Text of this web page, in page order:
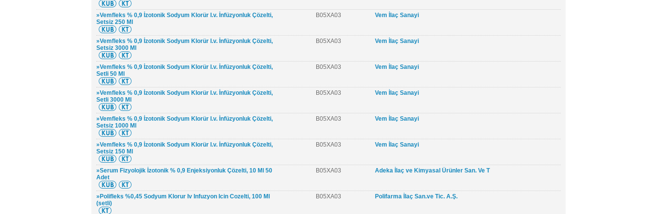
»Vemfleks % 0,9 İzotonik Sodyum Klorür I.v. İnfüzyonluk Çözelti,
Setsiz 250 Ml
B05XA03 Vem İlaç Sanayi
»Vemfleks % 0,9 İzotonik Sodyum Klorür I.v. İnfüzyonluk Çözelti,
Setsiz 3000 Ml
B05XA03 Vem İlaç Sanayi
»Vemfleks % 0,9 İzotonik Sodyum Klorür I.v. İnfüzyonluk Çözelti,
Setli 50 Ml
B05XA03 Vem İlaç Sanayi
»Vemfleks % 0,9 İzotonik Sodyum Klorür I.v. İnfüzyonluk Çözelti,
Setli 3000 Ml
B05XA03 Vem İlaç Sanayi
»Vemfleks % 0,9 İzotonik Sodyum Klorür I.v. İnfüzyonluk Çözelti,
Setsiz 1000 Ml
B05XA03 Vem İlaç Sanayi
»Vemfleks % 0,9 İzotonik Sodyum Klorür I.v. İnfüzyonluk Çözelti,
Setsiz 150 Ml
B05XA03 Vem İlaç Sanayi
»Serum Fizyolojik İzotonik % 0,9 Enjeksiyonluk Çözelti, 10 Ml 50
Adet
B05XA03 Adeka İlaç ve Kimyasal Ürünler San. Ve T
»Polifleks %0,45 Sodyum Klorur Iv Infuzyon Icin Cozelti, 100 Ml
(setli)
B05XA03 Polifarma İlaç San.ve Tic. A.Ş.